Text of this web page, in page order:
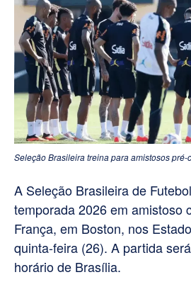
Seleção Brasileira treina para amistosos
A Seleção Brasileira de
temporada 2026 em amistoso
França, em Boston, nos
quinta-feira (26). A partida
horário de Brasília.